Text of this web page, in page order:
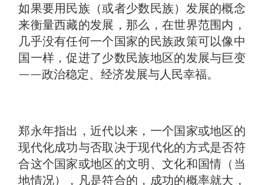
如果要用民族（或者少数民族）发展的概念
来衡量西藏的发展，那么，在世界范围内，
几乎没有任何一个国家的民族政策可以像中
国一样，促进了少数民族地区的发展与巨变
——政治稳定、经济发展与人民幸福。
郑永年指出，近代以来，一个国家或地区的
现代化成功与否取决于现代化的方式是否符
合这个国家或地区的文明、文化和国情（当
地情况），凡是符合的，成功的概率就大，